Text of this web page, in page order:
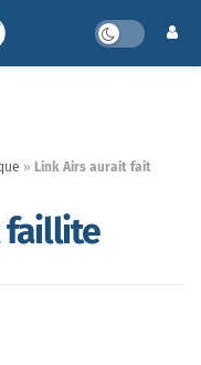
» Link Airs aurait fait
faillite